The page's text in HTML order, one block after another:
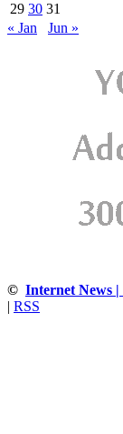
29 30 31
« Jan
Jun »
© Internet News |
| RSS